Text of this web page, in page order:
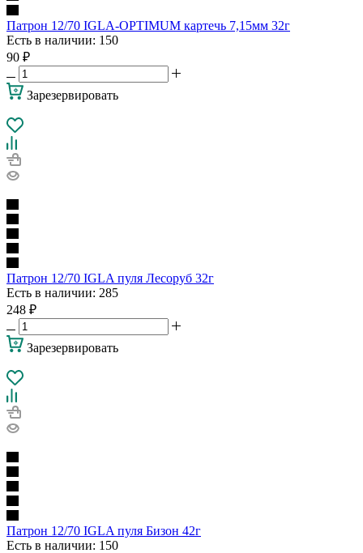
Патрон 12/70 IGLA-OPTIMUM картечь 7,15мм 32г
Есть в наличии: 150
90 ₽
Зарезервировать
Патрон 12/70 IGLA пуля Лесоруб 32г
Есть в наличии: 285
248 ₽
Зарезервировать
Патрон 12/70 IGLA пуля Бизон 42г
Есть в наличии: 150